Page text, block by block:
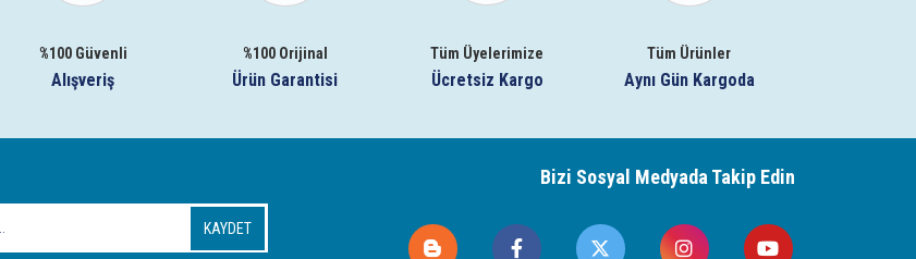
%100 Güvenli
Alışveriş
%100 Orijinal
Ürün Garantisi
Tüm Üyelerimize
Ücretsiz Kargo
Tüm Ürünler
Aynı Gün Kargoda
KAYDET
Bizi Sosyal Medyada Takip Edin